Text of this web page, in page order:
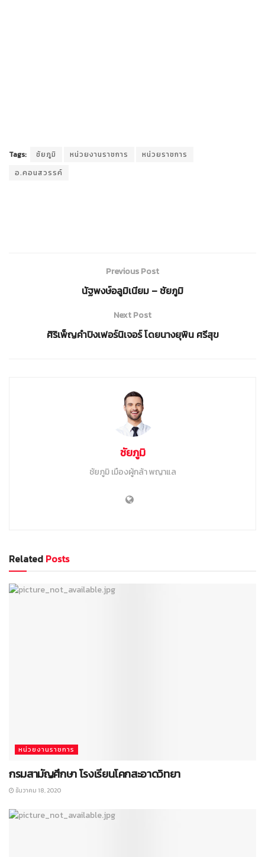
Tags: ชัยภูมิ หน่วยงานราชการ
หน่วยราชการ
อ.คอนสวรรค์
Previous Post
นัฐพงษ์อลูมิเนียม – ชัยภูมิ
Next Post
ศิริเพ็ญคำปิงเฟอร์นิเจอร์ โดยนางยุพิน ศรีสุข
ชัยภูมิ
ชัยภูมิ เมืองผู้กล้า พญาแล
Related Posts
หน่วยงานราชการ
กรมสามัญศึกษา โรงเรียนโคกสะอาดวิทยา
ธันวาคม 18, 2020